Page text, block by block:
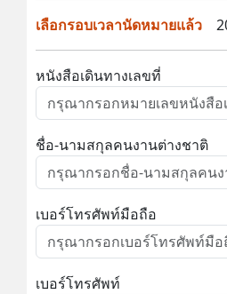
เลือกรอบเวลานัดหมายแล้ว
หนังสือเดินทางเลขที่
ชื่อ-นามสกุลคนงานต่างชาติ
เบอร์โทรศัพท์มือถือ
เบอร์โทรศัพท์